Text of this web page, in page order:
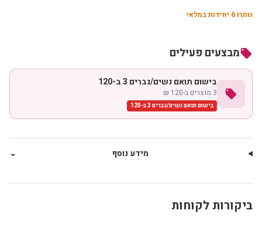
נותרו6 יחידות במלאי
local_offerמבצעים פעילים
local_offer
בישום תואם נשים/גברים 3 ב-120
3 מוצרים ב-120 ₪
בישום תואם נשים/גברים 3 ב-120
מידע נוסף ⌄
ביקורות לקוחות